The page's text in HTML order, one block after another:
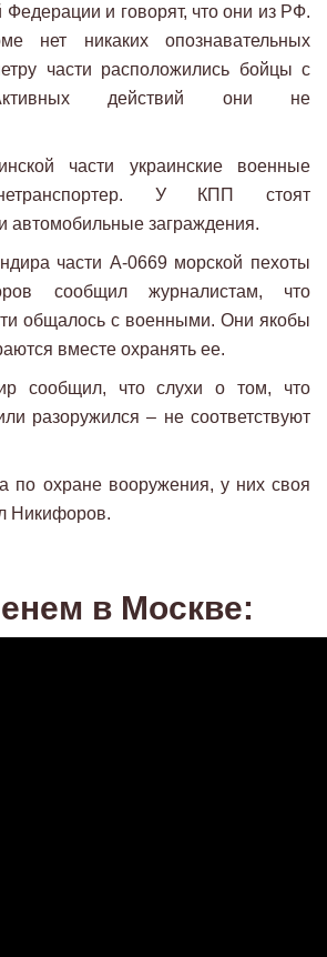
и говорят, что они из РФ.
нет никаких опознавательных
части расположились бойцы с
действий они не
части украинские военные
У КПП стоят
автомобильные заграждения.
части А-0669 морской пехоты
сообщил журналистам, что
общалось с военными. Они якобы
вместе охранять ее.
сообщил, что слухи о том, что
разоружился – не соответствуют
по охране вооружения, у них своя
Никифоров.
в Москве: